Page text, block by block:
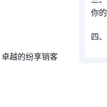
越的纷享销客
你
四